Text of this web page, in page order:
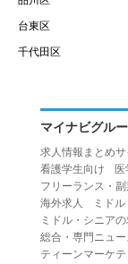
開始日前までに
味します。
１３.「中途解約
１.利用者は、
とします。
（１）重複、
る行為
（２）第三者
（３）当社ま
台東区
千代田区
マイナビグル
求人情報まとめサ
看護学生向け
フリーランス・
海外求人
ミド
ミドル・シニアの
総合・専門ニュー
ティーンマーケ